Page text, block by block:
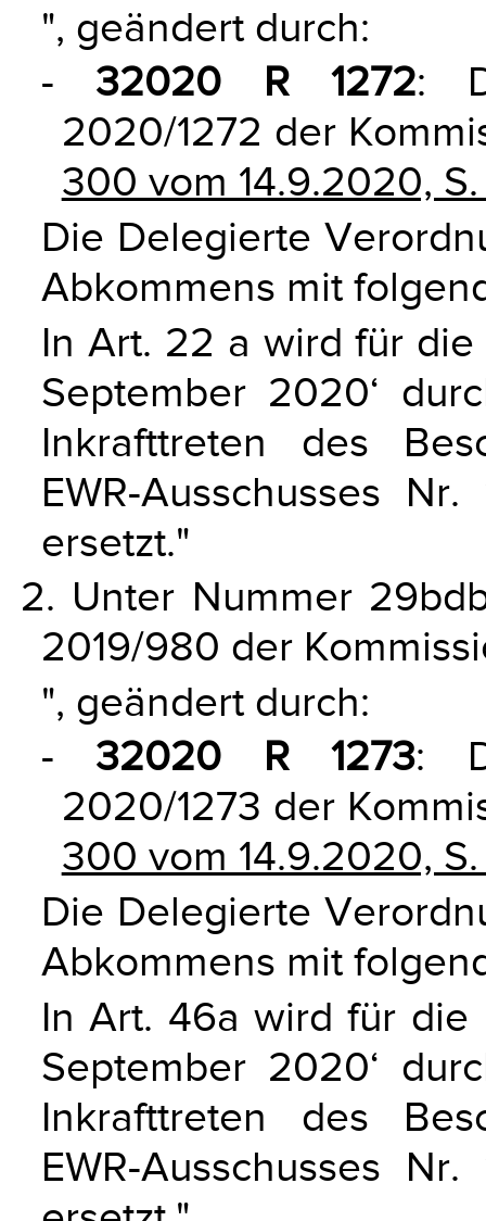
", geändert durch:
- 32020 R 1272:
2020/1272 der
300 vom 14.9.2020, S.
Die Delegierte
Abkommens mit
In Art. 22 a wird für die
September 2020‘
Inkrafttreten des
EWR-Ausschusses
ersetzt."
2. Unter Nummer
2019/980 der
", geändert durch:
- 32020 R 1273:
2020/1273 der
300 vom 14.9.2020,
Die Delegierte
Abkommens mit
In Art. 46a wird für die
September 2020‘
Inkrafttreten des
EWR-Ausschusses